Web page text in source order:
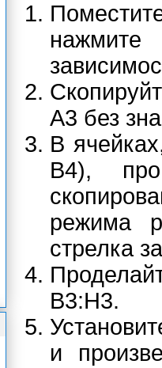
нажмите
A3 без
В
В4),
режима
стрелка
В3:Н3.
и